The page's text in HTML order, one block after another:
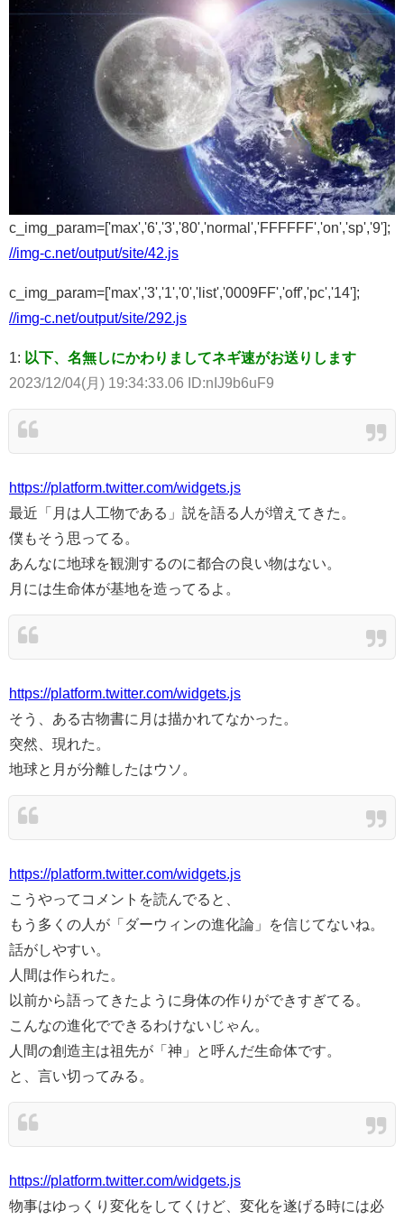
c_img_param=['max','6','3','80','normal','FFFFFF','on','sp','9'];
//img-c.net/output/site/42.js
c_img_param=['max','3','1','0','list','0009FF','off','pc','14'];
//img-c.net/output/site/292.js
1: 以下、名無しにかわりましてネギ速がお送りします
2023/12/04(月) 19:34:33.06 ID:nIJ9b6uF9
https://platform.twitter.com/widgets.js
最近「月は人工物である」説を語る人が増えてきた。
僕もそう思ってる。
あんなに地球を観測するのに都合の良い物はない。
月には生命体が基地を造ってるよ。
https://platform.twitter.com/widgets.js
そう、ある古物書に月は描かれてなかった。
突然、現れた。
地球と月が分離したはウソ。
https://platform.twitter.com/widgets.js
こうやってコメントを読んでると、
もう多くの人が「ダーウィンの進化論」を信じてないね。
話がしやすい。
人間は作られた。
以前から語ってきたように身体の作りができすぎてる。
こんなの進化でできるわけないじゃん。
人間の創造主は祖先が「神」と呼んだ生命体です。
と、言い切ってみる。
https://platform.twitter.com/widgets.js
物事はゆっくり変化をしてくけど、変化を遂げる時には必